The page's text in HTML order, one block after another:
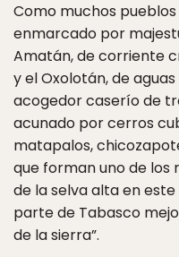
Como muchos
enmarcado por
Amatán, de corriente
y el Oxolotán, de
acogedor caserío de
acunado por cerros
matapalos,
que forman uno de los
de la selva alta en
parte de Tabasco
de la sierra”.